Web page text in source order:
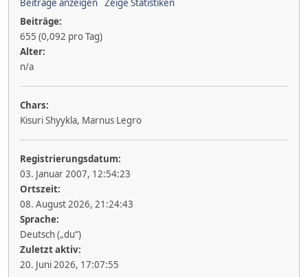
Beiträge anzeigen Zeige Statistiken
Beiträge:
655 (0,092 pro Tag)
Alter:
n/a
Chars:
Kisuri Shyykla, Marnus Legro
Registrierungsdatum:
03. Januar 2007, 12:54:23
Ortszeit:
08. August 2026, 21:24:43
Sprache:
Deutsch („du“)
Zuletzt aktiv:
20. Juni 2026, 17:07:55